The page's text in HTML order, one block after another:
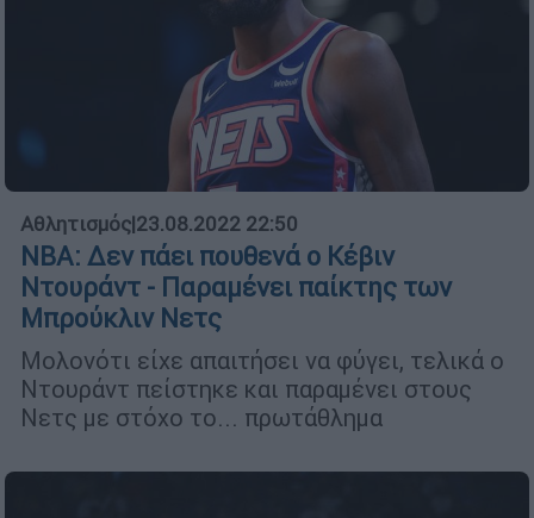
Αθλητισμός|23.08.2022 22:50
NBA: Δεν πάει πουθενά ο Κέβιν
Ντουράντ - Παραμένει παίκτης των
Μπρούκλιν Νετς
Μολονότι είχε απαιτήσει να φύγει, τελικά ο
Ντουράντ πείστηκε και παραμένει στους
Νετς με στόχο το... πρωτάθλημα